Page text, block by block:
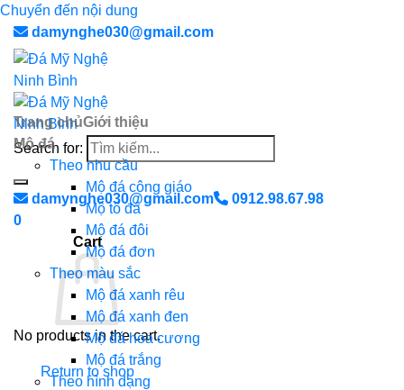
Chuyển đến nội dung
damynghe030@gmail.com
Search for:
damynghe030@gmail.com
0912.98.67.98
0
Cart
No products in the cart.
Return to shop
Trang chủGiới thiệu
Mộ đá
Theo nhu cầu
Mộ đá công giáo
Mộ tổ đá
Mộ đá đôi
Mộ đá đơn
Theo màu sắc
Mộ đá xanh rêu
Mộ đá xanh đen
Mộ đá hoa cương
Mộ đá trắng
Theo hình dạng